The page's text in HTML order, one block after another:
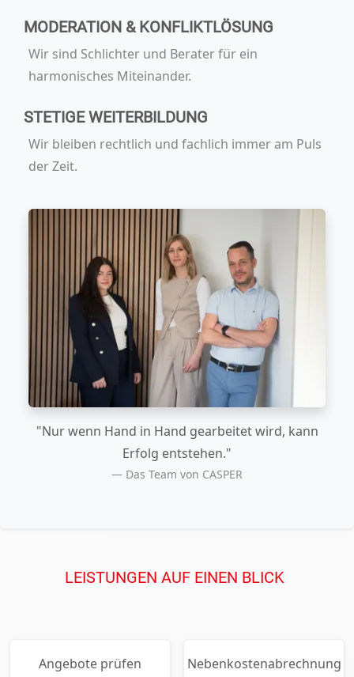
MODERATION & KONFLIKTLÖSUNG
Wir sind Schlichter und Berater für ein
harmonisches Miteinander.
STETIGE WEITERBILDUNG
Wir bleiben rechtlich und fachlich immer am Puls
der Zeit.
"Nur wenn Hand in Hand gearbeitet wird, kann
Erfolg entstehen."
Das Team von CASPER
LEISTUNGEN AUF EINEN BLICK
Angebote prüfen Nebenkostenabrechnung